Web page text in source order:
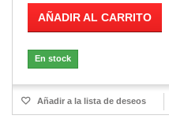
AÑADIR AL CARRITO
En stock
Añadir a la lista de deseos